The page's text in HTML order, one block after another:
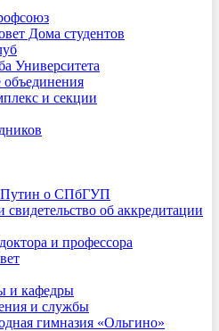
Дома студентов
Университета
объединения
и секции
о СПбГУП
свидетельство об аккредитации
и профессора
и кафедры
и службы
гимназия «Ольгино»